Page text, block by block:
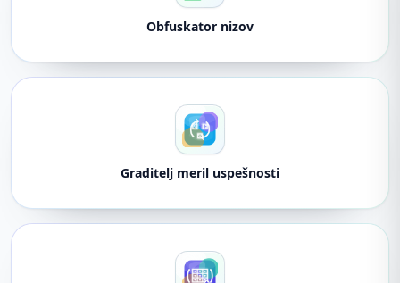
Obfuskator nizov
Graditelj meril uspešnosti